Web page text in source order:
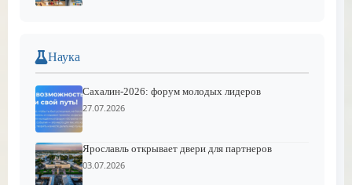
Наука
Сахалин-2026: форум молодых лидеров
27.07.2026
Ярославль открывает двери для партнеров
03.07.2026